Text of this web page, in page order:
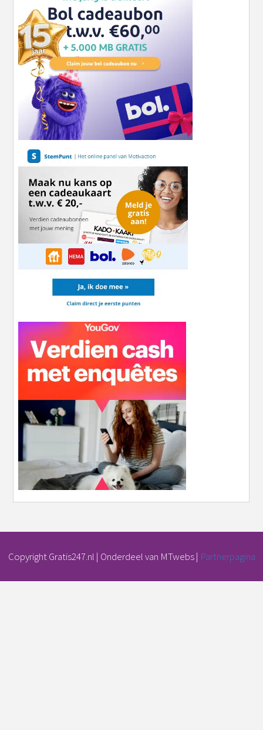
Copyright Gratis247.nl | Onderdeel van MTwebs | Partnerpagina